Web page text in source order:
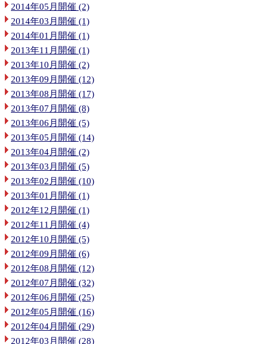
2014年05月開催 (2)
2014年03月開催 (1)
2014年01月開催 (1)
2013年11月開催 (1)
2013年10月開催 (2)
2013年09月開催 (12)
2013年08月開催 (17)
2013年07月開催 (8)
2013年06月開催 (5)
2013年05月開催 (14)
2013年04月開催 (2)
2013年03月開催 (5)
2013年02月開催 (10)
2013年01月開催 (1)
2012年12月開催 (1)
2012年11月開催 (4)
2012年10月開催 (5)
2012年09月開催 (6)
2012年08月開催 (12)
2012年07月開催 (32)
2012年06月開催 (25)
2012年05月開催 (16)
2012年04月開催 (29)
2012年03月開催 (28)